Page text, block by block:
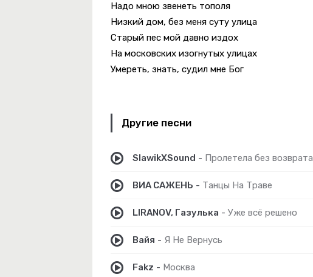
Надо мною звенеть тополя
Низкий дом, без меня суту улица
Старый пес мой давно издох
На московских изогнутых улицах
Умереть, знать, судил мне Бог
Другие песни
SlawikXSound - Пролетела без возврата
ВИА САЖЕНЬ - Танцы На Траве
LIRANOV, Газулька - Уже всё решено
Вайя - Я Не Вернусь
Fakz - Москва
Навырост